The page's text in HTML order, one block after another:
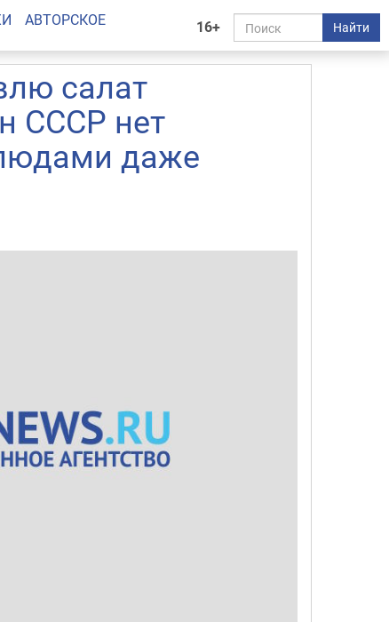
16+ Найти
АВТОРСКОЕ
салат
СССР нет
даже